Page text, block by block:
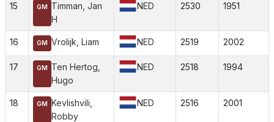
15 GM
Timman, Jan
H
NED 2530 1951
16 GM Vrolijk, Liam NED 2519 2002
17 GM
Ten Hertog,
Hugo
NED 2518 1994
18 GM Kevlishvili,
Robby
NED 2516 2001